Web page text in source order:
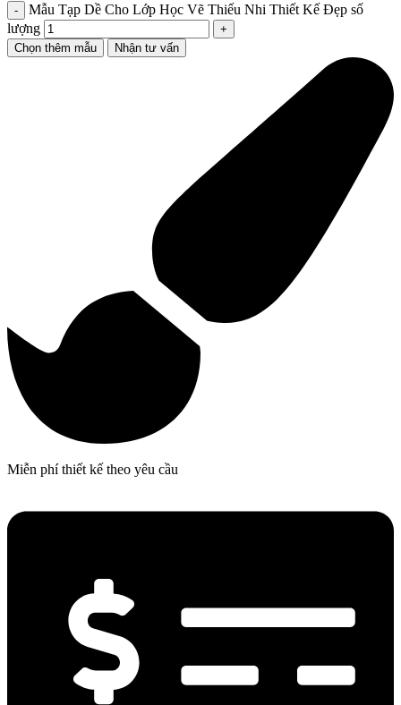
Mẫu Tạp Dề Cho Lớp Học Vẽ Thiếu Nhi Thiết Kế Đẹp số
lượng
Chọn thêm mẫu Nhận tư vấn
Miễn phí thiết kế theo yêu cầu